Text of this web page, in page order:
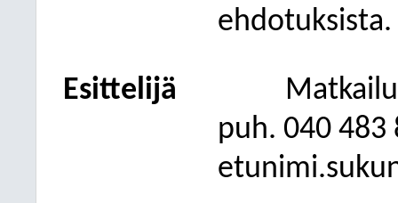
ehdotuksista.
Esittelijä
puh. 040 483